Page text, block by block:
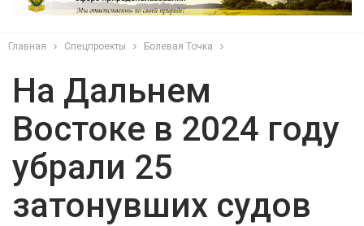
Главная Спецпроекты Болевая Точка
На Дальнем
Востоке в 2024 году
убрали 25
затонувших судов